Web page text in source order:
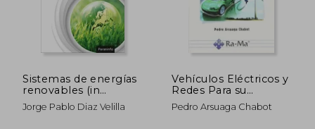
Sistemas de energías
renovables (in
Spanish)
Jorge Pablo Diaz Velilla
Vehículos Eléctricos y
Redes Para su
Recarga (in Spanish)
Pedro Arsuaga Chabot